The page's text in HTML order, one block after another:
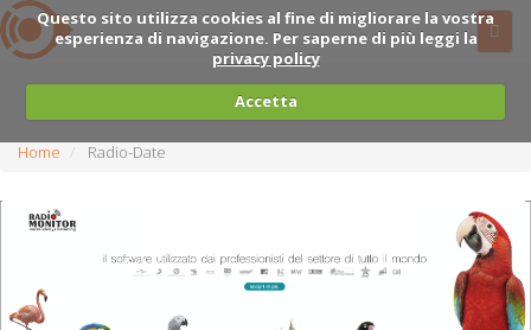
Questo sito utilizza cookies al fine di migliorare la vostra
esperienza di navigazione. Per saperne di più leggi la
privacy policy
Accetta
Home Radio-Date